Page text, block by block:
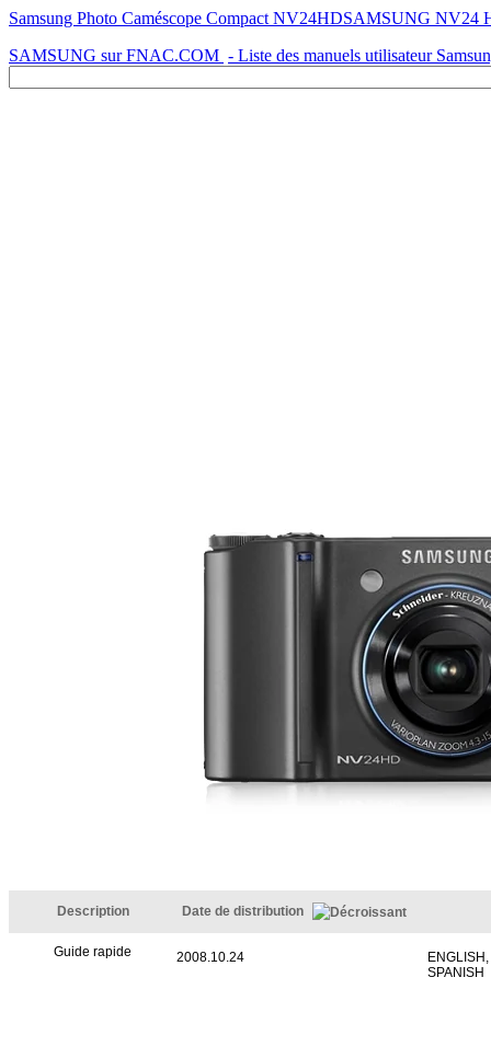
Samsung Photo Caméscope Compact NV24HDSAMSUNG NV24
SAMSUNG sur FNAC.COM - Liste des manuels utilisateur
Description Date de distribution
Guide rapide 2008.10.24
SPANISH